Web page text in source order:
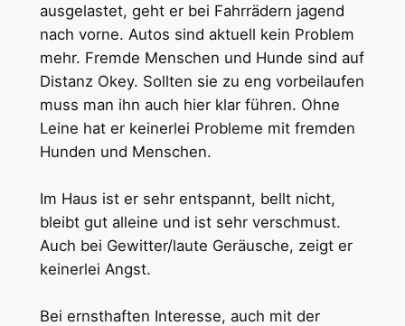
ausgelastet, geht er bei Fahrrädern jagend
nach vorne. Autos sind aktuell kein Problem
mehr. Fremde Menschen und Hunde sind auf
Distanz Okey. Sollten sie zu eng vorbeilaufen
muss man ihn auch hier klar führen. Ohne
Leine hat er keinerlei Probleme mit fremden
Hunden und Menschen.
Im Haus ist er sehr entspannt, bellt nicht,
bleibt gut alleine und ist sehr verschmust.
Auch bei Gewitter/laute Geräusche, zeigt er
keinerlei Angst.
Bei ernsthaften Interesse, auch mit der